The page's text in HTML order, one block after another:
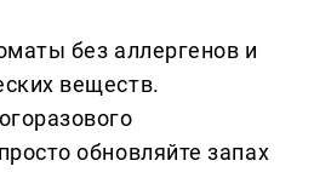
без аллергенов и
веществ.
обновляйте запах